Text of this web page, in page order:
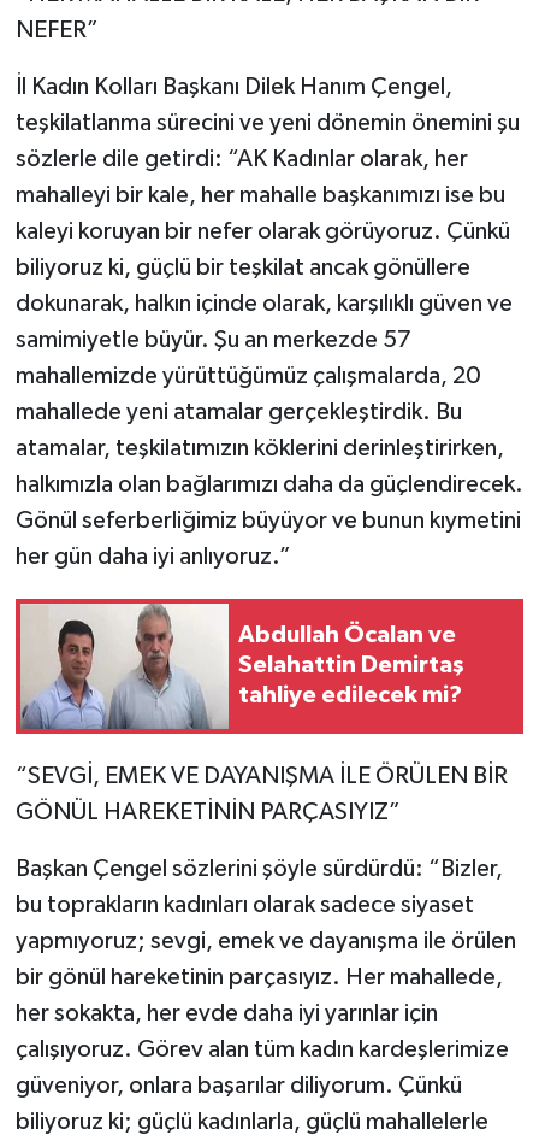
NEFER”
İl Kadın Kolları Başkanı Dilek Hanım Çengel,
teşkilatlanma sürecini ve yeni dönemin önemini şu
sözlerle dile getirdi: “AK Kadınlar olarak, her
mahalleyi bir kale, her mahalle başkanımızı ise bu
kaleyi koruyan bir nefer olarak görüyoruz. Çünkü
biliyoruz ki, güçlü bir teşkilat ancak gönüllere
dokunarak, halkın içinde olarak, karşılıklı güven ve
samimiyetle büyür. Şu an merkezde 57
mahallemizde yürüttüğümüz çalışmalarda, 20
mahallede yeni atamalar gerçekleştirdik. Bu
atamalar, teşkilatımızın köklerini derinleştirirken,
halkımızla olan bağlarımızı daha da güçlendirecek.
Gönül seferberliğimiz büyüyor ve bunun kıymetini
her gün daha iyi anlıyoruz.”
Abdullah Öcalan ve
Selahattin Demirtaş
tahliye edilecek mi?
“SEVGİ, EMEK VE DAYANIŞMA İLE ÖRÜLEN BİR
GÖNÜL HAREKETİNİN PARÇASIYIZ”
Başkan Çengel sözlerini şöyle sürdürdü: “Bizler,
bu toprakların kadınları olarak sadece siyaset
yapmıyoruz; sevgi, emek ve dayanışma ile örülen
bir gönül hareketinin parçasıyız. Her mahallede,
her sokakta, her evde daha iyi yarınlar için
çalışıyoruz. Görev alan tüm kadın kardeşlerimize
güveniyor, onlara başarılar diliyorum. Çünkü
biliyoruz ki; güçlü kadınlarla, güçlü mahallelerle